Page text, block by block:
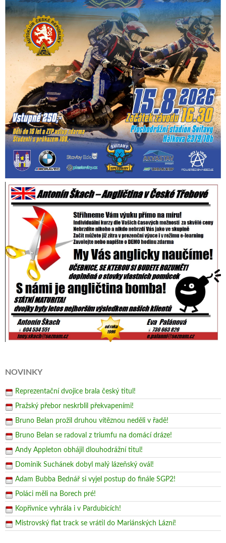
NOVINKY
Reprezentační dvojice brala český titul!
Pražský přebor neskrblil překvapeními!
Bruno Belan prožil druhou vítěznou neděli v řadě!
Bruno Belan se radoval z triumfu na domácí dráze!
Andy Appleton obhájil dlouhodrážní titul!
Dominik Suchánek dobyl malý lázeňský ovál!
Adam Bubba Bednář si vyjel postup do finále SGP2!
Poláci měli na Borech pré!
Kopřivnice vyhrála i v Pardubicích!
Mistrovský flat track se vrátil do Mariánských Lázní!